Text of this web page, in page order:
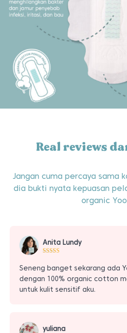
Real reviews
Jangan cuma percaya sama
dia bukti nyata kepuasan
organic
Anita Lundy
Seneng banget sekarang ada
dengan 100% organic cotton
untuk kulit sensitif aku.
yuliana